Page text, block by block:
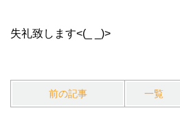
失礼致します<(_ _)>
前の記事 一覧